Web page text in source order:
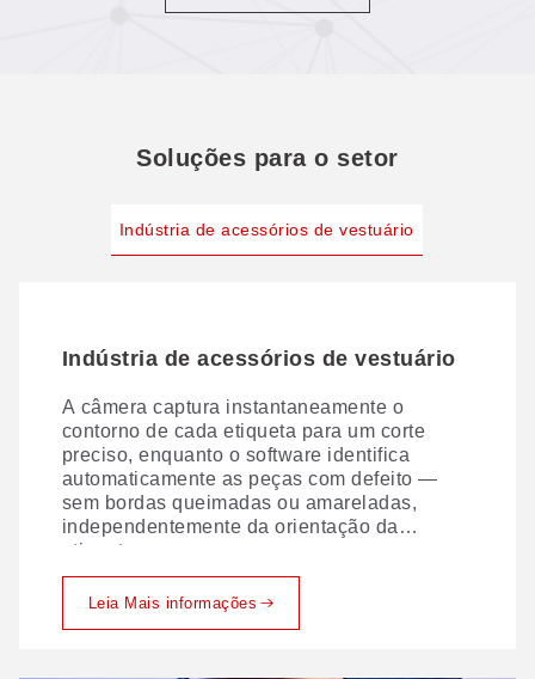
Soluções para o setor
Indústria de acessórios de vestuário
Indústria de acessórios de vestuário
A câmera captura instantaneamente o
contorno de cada etiqueta para um corte
preciso, enquanto o software identifica
automaticamente as peças com defeito —
sem bordas queimadas ou amareladas,
independentemente da orientação da
etiqueta.
Leia Mais informações